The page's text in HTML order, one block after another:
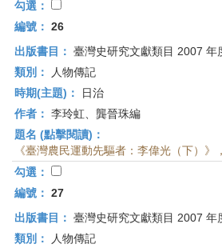
勾選：
編號： 26
出版書目： 臺灣史研究文獻類目 2007 年
類別：
人物傳記
時期(主題)：
日治
作者： 李玲虹、龔晉珠編
題名 (點擊閱讀)：
《臺灣農民運動先驅者：李偉光（下）》
勾選：
編號： 27
出版書目： 臺灣史研究文獻類目 2007 年
類別：
人物傳記